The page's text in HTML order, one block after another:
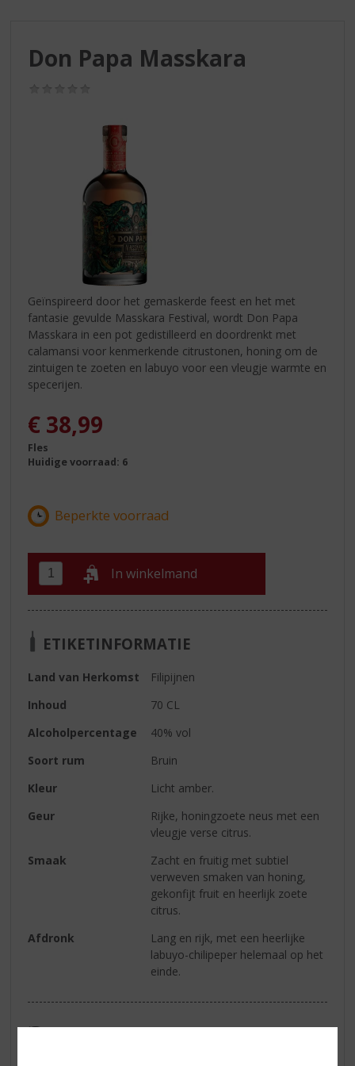
Don Papa Masskara
Geïnspireerd door het gemaskerde feest en het met
fantasie gevulde Masskara Festival, wordt Don Papa
Masskara in een pot gedistilleerd en doordrenkt met
calamansi voor kenmerkende citrustonen, honing om de
zintuigen te zoeten en labuyo voor een vleugje warmte en
specerijen.
€ 38,99
Fles
Huidige voorraad: 6
In winkelmand
ETIKETINFORMATIE
Land van Herkomst
Filipijnen
Inhoud
70 CL
Alcoholpercentage
40% vol
Soort rum
Bruin
Kleur
Licht amber.
Geur
Rijke, honingzoete neus met een
vleugje verse citrus.
Smaak
Zacht en fruitig met subtiel
verweven smaken van honing,
gekonfijt fruit en heerlijk zoete
citrus.
Afdronk
Lang en rijk, met een heerlijke
labuyo-chilipeper helemaal op het
einde.
Reviews